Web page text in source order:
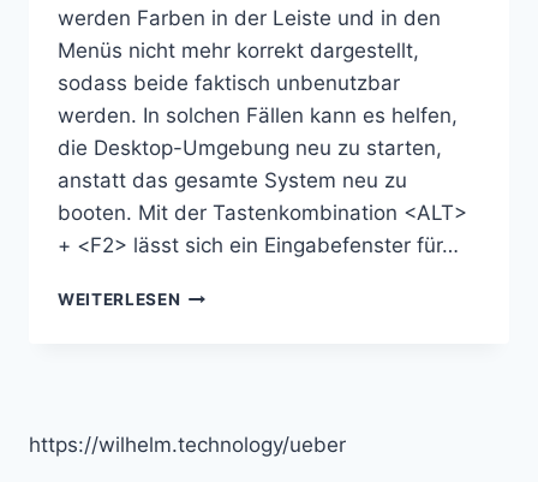
werden Farben in der Leiste und in den
Menüs nicht mehr korrekt dargestellt,
sodass beide faktisch unbenutzbar
werden. In solchen Fällen kann es helfen,
die Desktop-Umgebung neu zu starten,
anstatt das gesamte System neu zu
booten. Mit der Tastenkombination <ALT>
+ <F2> lässt sich ein Eingabefenster für…
WEITERLESEN TIPPS
DESKTOP-
https://wilhelm.technology/ueber